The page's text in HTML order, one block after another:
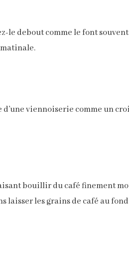
le debout comme le font
viennoiserie comme un
bouillir du café finement
laisser les grains de café au